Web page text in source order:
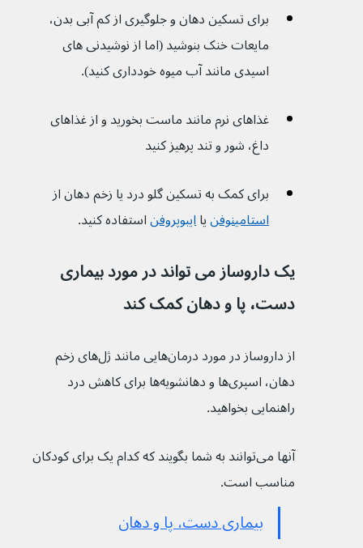
برای تسکین دهان و جلوگیری از کم آبی بدن،
مایعات خنک بنوشید (اما از نوشیدنی های
اسیدی مانند آب میوه خودداری کنید).
غذاهای نرم مانند ماست بخورید و از غذاهای
داغ، شور و تند پرهیز کنید
برای کمک به تسکین گلو درد یا زخم دهان از
استامینوفن یا ایبوپروفن استفاده کنید.
یک داروساز می تواند در مورد بیماری
دست، پا و دهان کمک کند
از داروساز در مورد درمان‌هایی مانند ژل‌های زخم
دهان، اسپری‌ها و دهانشویه‌ها برای کاهش درد
راهنمایی بخواهید.
آنها می‌توانند به شما بگویند که کدام یک برای کودکان
مناسب است.
بیماری دست، پا و دهان